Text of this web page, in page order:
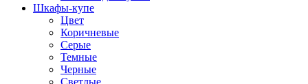
Шкафы-купе
Цвет
Коричневые
Серые
Темные
Черные
Светлые